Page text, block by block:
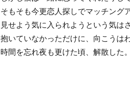
そもそも今更恋人探しでマッチング
見せよう気に入られようという気は
抱いていなかっただけに、向こうは
時間を忘れ夜も更けた頃、解散した。